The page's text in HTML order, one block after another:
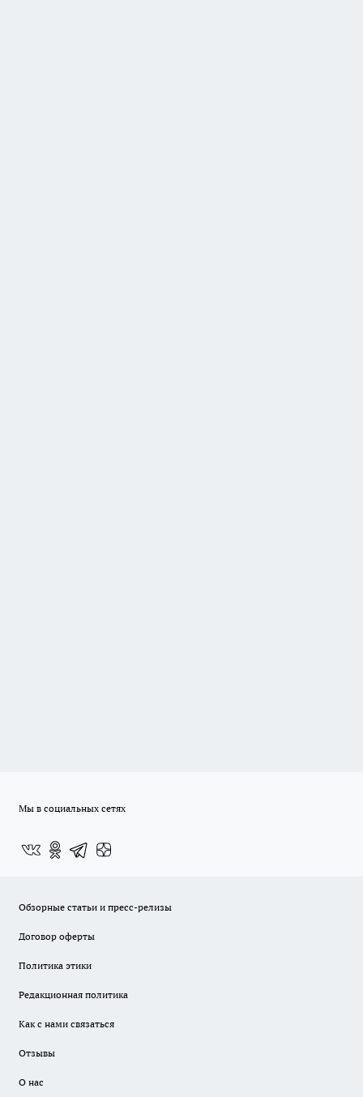
Мы в социальных сетях
Обзорные статьи и пресс-релизы
Договор оферты
Политика этики
Редакционная политика
Как с нами связаться
Отзывы
О нас